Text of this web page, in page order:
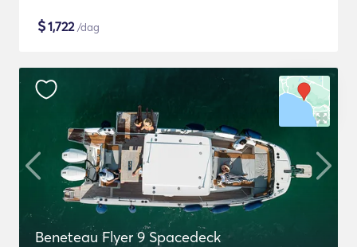
$1,722/dag
Beneteau Flyer 9 Spacedeck